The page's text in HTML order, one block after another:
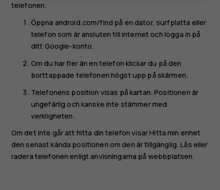
telefonen.
Öppna android.com/find på en dator, surfplatta eller
telefon som är ansluten till internet och logga in på
ditt Google-konto.
Om du har fler än en telefon klickar du på den
borttappade telefonen högst upp på skärmen.
Telefonens position visas på kartan. Positionen är
ungefärlig och kanske inte stämmer med
verkligheten.
Om det inte går att hitta din telefon visar Hitta min enhet
den senast kända positionen om den är tillgänglig. Lås eller
radera telefonen enligt anvisningarna på webbplatsen.